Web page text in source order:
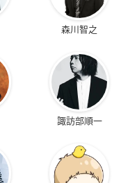
森川智之
諏訪部順一